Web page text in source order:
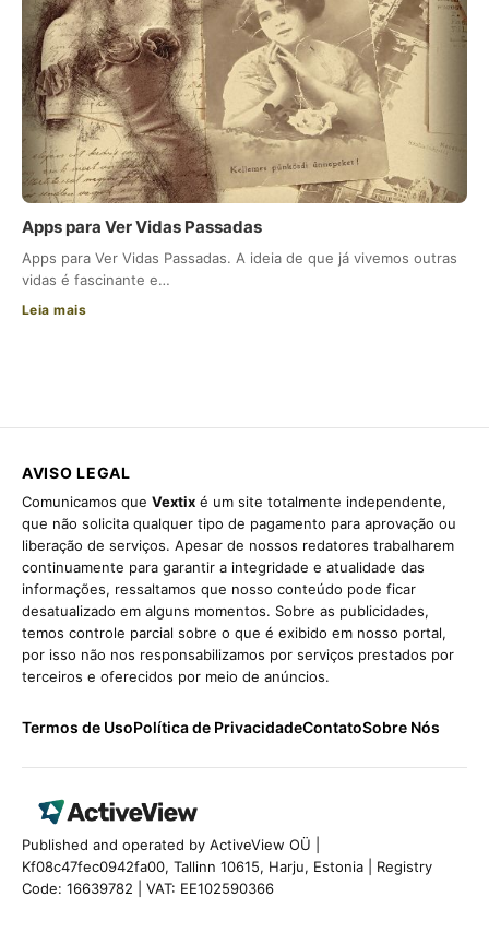
Apps para Ver Vidas Passadas
Apps para Ver Vidas Passadas. A ideia de que já vivemos outras
vidas é fascinante e…
Leia mais
AVISO LEGAL
Comunicamos que Vextix é um site totalmente independente,
que não solicita qualquer tipo de pagamento para aprovação ou
liberação de serviços. Apesar de nossos redatores trabalharem
continuamente para garantir a integridade e atualidade das
informações, ressaltamos que nosso conteúdo pode ficar
desatualizado em alguns momentos. Sobre as publicidades,
temos controle parcial sobre o que é exibido em nosso portal,
por isso não nos responsabilizamos por serviços prestados por
terceiros e oferecidos por meio de anúncios.
Termos de UsoPolítica de PrivacidadeContatoSobre Nós
Published and operated by ActiveView OÜ |
Kf08c47fec0942fa00, Tallinn 10615, Harju, Estonia | Registry
Code: 16639782 | VAT: EE102590366